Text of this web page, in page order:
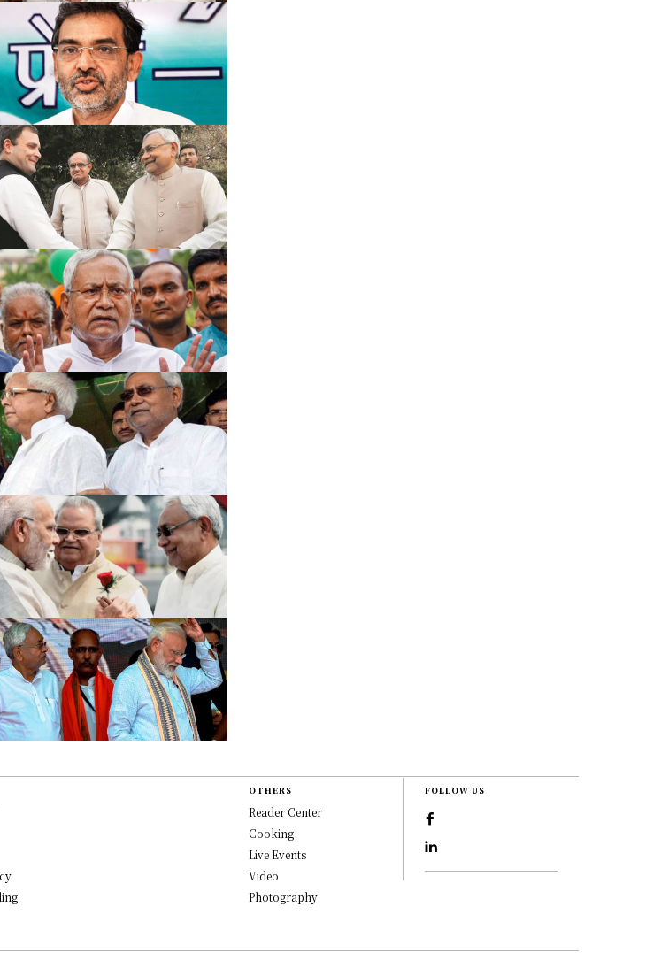
OTHERS
Reader Center
Cooking
Live Events
Video
Photography
FOLLOW US